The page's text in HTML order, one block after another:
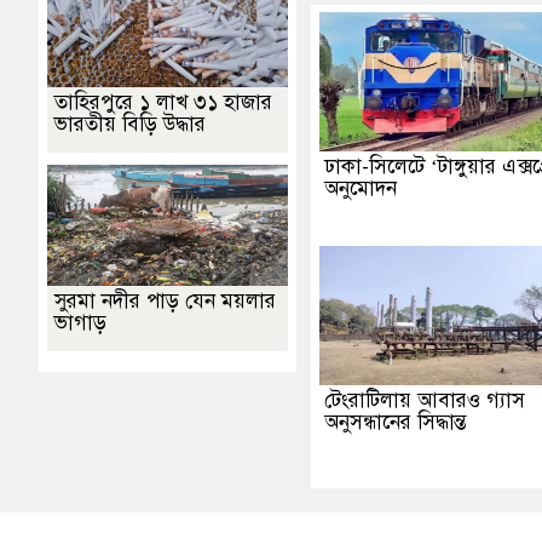
ঢাকা-সিলেটে ‘টাঙ্গুয়ার
অনুমোদন
টেংরাটিলায় আবারও গ্যাস
অনুসন্ধানের সিদ্ধান্ত
তাহিরপুরে ১ লাখ ৩১ হাজার
ভারতীয় বিড়ি উদ্ধার
সুরমা নদীর পাড় যেন ময়লার
ভাগাড়